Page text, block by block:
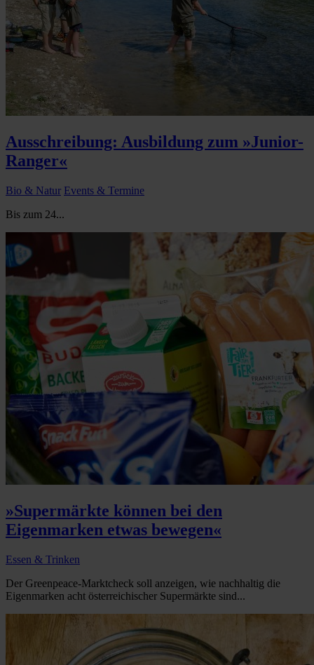
Ausschreibung: Ausbildung zum »Junior-
Ranger«
Bio & Natur Events & Termine
Bis zum 24...
»Supermärkte können bei den
Eigenmarken etwas bewegen«
Essen & Trinken
Der Greenpeace-Marktcheck soll anzeigen, wie nachhaltig die
Eigenmarken acht österreichischer Supermärkte sind...